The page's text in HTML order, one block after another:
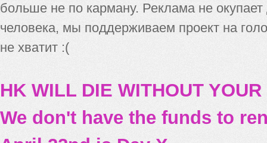
больше не по карману. Реклама не
человека, мы поддерживаем проект на
не хватит :(
HK WILL DIE WITHOUT
We don't have the funds to